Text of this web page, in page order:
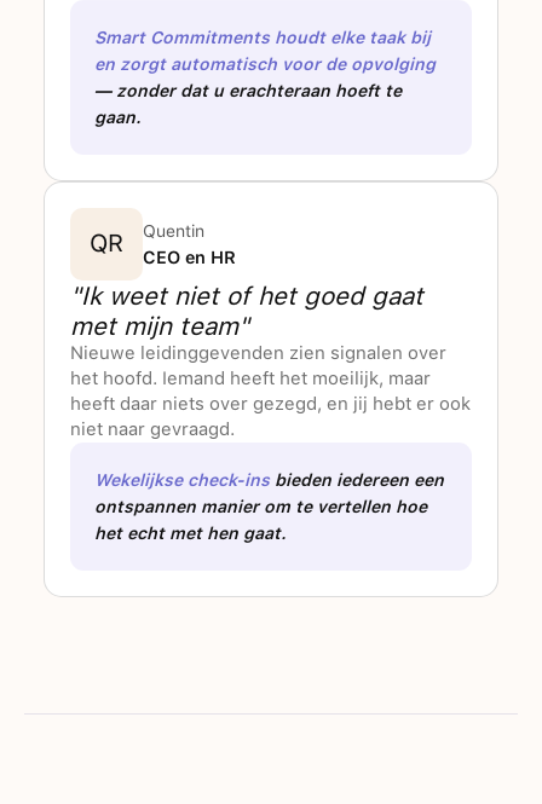
Smart Commitments houdt elke taak bij
en zorgt automatisch voor de opvolging
— zonder dat u erachteraan hoeft te
gaan.
QR Quentin
CEO en HR
"Ik weet niet of het goed gaat
met mijn team"
Nieuwe leidinggevenden zien signalen over
het hoofd. Iemand heeft het moeilijk, maar
heeft daar niets over gezegd, en jij hebt er ook
niet naar gevraagd.
Wekelijkse check-ins bieden iedereen een
ontspannen manier om te vertellen hoe
het echt met hen gaat.